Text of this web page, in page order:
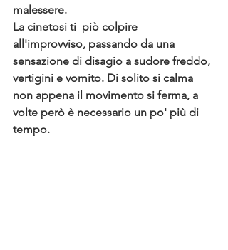
malessere.
La cinetosi ti  piò colpire
all'improvviso, passando da una
sensazione di disagio a sudore freddo,
vertigini e vomito. Di solito si calma
non appena il movimento si ferma, a
volte però è necessario un po' più di
tempo.